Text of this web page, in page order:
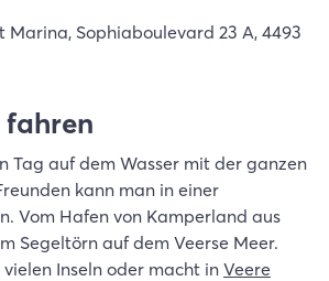
Marina, Sophiaboulevard 23 A, 4493
fahren
Tag auf dem Wasser mit der ganzen
kann man in einer
Vom Hafen von Kamperland aus
Segeltörn auf dem Veerse Meer.
Inseln oder macht in Veere